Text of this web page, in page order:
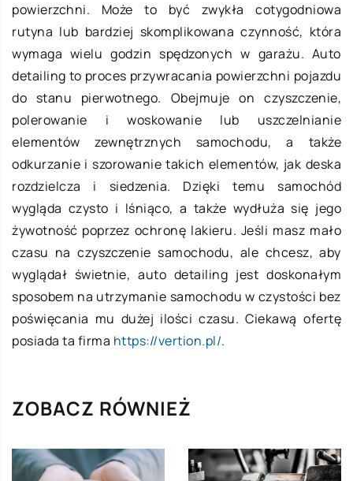
powierzchni. Może to być zwykła cotygodniowa
rutyna lub bardziej skomplikowana czynność, która
wymaga wielu godzin spędzonych w garażu. Auto
detailing to proces przywracania powierzchni pojazdu
do stanu pierwotnego. Obejmuje on czyszczenie,
polerowanie i woskowanie lub uszczelnianie
elementów zewnętrznych samochodu, a także
odkurzanie i szorowanie takich elementów, jak deska
rozdzielcza i siedzenia. Dzięki temu samochód
wygląda czysto i lśniąco, a także wydłuża się jego
żywotność poprzez ochronę lakieru. Jeśli masz mało
czasu na czyszczenie samochodu, ale chcesz, aby
wyglądał świetnie, auto detailing jest doskonałym
sposobem na utrzymanie samochodu w czystości bez
poświęcania mu dużej ilości czasu. Ciekawą ofertę
posiada ta firma https://vertion.pl/.
ZOBACZ RÓWNIEŻ